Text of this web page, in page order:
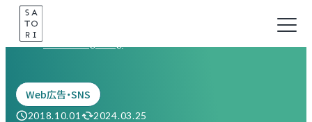
Skip
content
Web広告・SNS
2018.10.01 2024.03.25